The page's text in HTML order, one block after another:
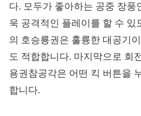
다. 모두가 좋아하는 공중 장풍
욱 공격적인 플레이를 할 수 있
의 호승룡권은 훌륭한 대공기
도 적합합니다. 마지막으로 회
용권참공각은 어떤 킥 버튼을
합니다.